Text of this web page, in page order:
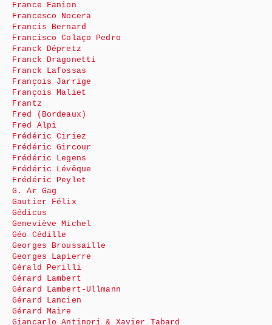
France Fanion
Francesco Nocera
Francis Bernard
Francisco Colaço Pedro
Franck Dépretz
Franck Dragonetti
Franck Lafossas
François Jarrige
François Maliet
Frantz
Fred (Bordeaux)
Fred Alpi
Frédéric Ciriez
Frédéric Gircour
Frédéric Legens
Frédéric Lévêque
Frédéric Peylet
G. Ar Gag
Gautier Félix
Gédicus
Geneviève Michel
Géo Cédille
Georges Broussaille
Georges Lapierre
Gérald Perilli
Gérard Lambert
Gérard Lambert-Ullmann
Gérard Lancien
Gérard Maire
Giancarlo Antinori & Xavier Tabard